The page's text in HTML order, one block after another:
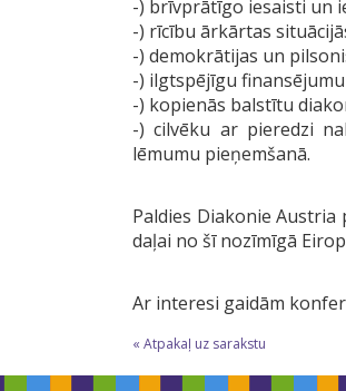
-) brīvprātīgo iesaisti un
-) rīcību ārkārtas
-) demokrātijas un
-) ilgtspējīgu
-) kopienās balstītu
-) cilvēku ar pieredzi
lēmumu pieņemšanā.
Paldies Diakonie
daļai no šī nozīmīgā
Ar interesi gaidām
« Atpakaļ uz sarakstu